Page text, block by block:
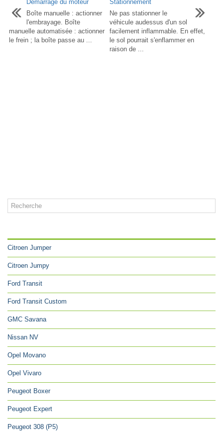
Démarrage du moteur
Boîte manuelle : actionner
l'embrayage. Boîte
manuelle automatisée : actionner
le frein ; la boîte passe au ...
Stationnement
Ne pas stationner le
véhicule audessus d'un sol
facilement inflammable. En effet,
le sol pourrait s'enflammer en
raison de ...
Citroen Jumper
Citroen Jumpy
Ford Transit
Ford Transit Custom
GMC Savana
Nissan NV
Opel Movano
Opel Vivaro
Peugeot Boxer
Peugeot Expert
Peugeot 308 (P5)